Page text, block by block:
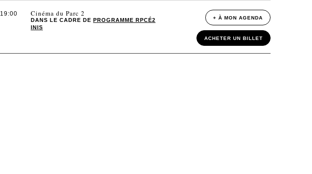
19:00 Cinéma du Parc 2
DANS LE CADRE DE PROGRAMME RPCÉ2
INIS
+ À MON AGENDA
ACHETER UN BILLET